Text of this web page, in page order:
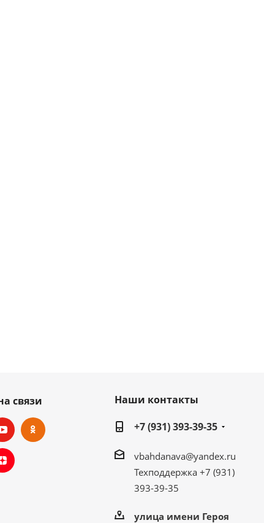
связи
Наши контакты
+7 (931) 393-39-35
vbahdanava@yandex.ru
Техподдержка +7 (931)
393-39-35
улица имени Героя